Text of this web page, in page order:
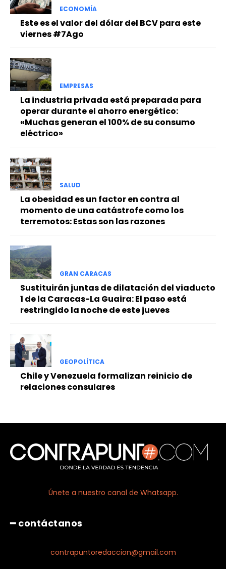
ECONOMÍA
Este es el valor del dólar del BCV para este
viernes #7Ago
EMPRESAS
La industria privada está preparada para
operar durante el ahorro energético:
«Muchas generan el 100% de su consumo
eléctrico»
SALUD
La obesidad es un factor en contra al
momento de una catástrofe como los
terremotos: Estas son las razones
GRAN CARACAS
Sustituirán juntas de dilatación del viaducto
1 de la Caracas-La Guaira: El paso está
restringido la noche de este jueves
GEOPOLÍTICA
Chile y Venezuela formalizan reinicio de
relaciones consulares
Únete a nuestro canal de Whatsapp.
━ contáctanos
contrapuntoredaccion@gmail.com